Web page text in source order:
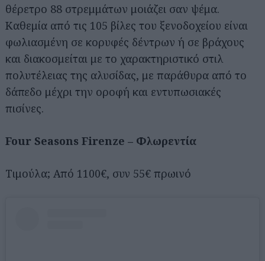
θέρετρο 88 στρεμμάτων μοιάζει σαν ψέμα.
Καθεμία από τις 105 βίλες του ξενοδοχείου είναι
φωλιασμένη σε κορυφές δέντρων ή σε βράχους
και διακοσμείται με το χαρακτηριστικό στιλ
πολυτέλειας της αλυσίδας, με παράθυρα από το
δάπεδο μέχρι την οροφή και εντυπωσιακές
πισίνες.
Four Seasons Firenze – Φλωρεντία
Τιμούλα; Από 1100€, συν 55€ πρωινό